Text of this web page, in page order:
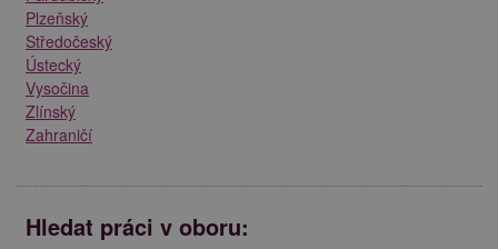
Plzeňský
Středočeský
Ústecký
Vysočina
Zlínský
Zahraničí
Hledat práci v oboru: